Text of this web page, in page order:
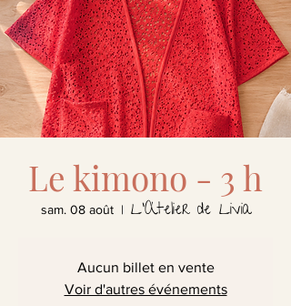
Le kimono - 3 h
sam. 08 août
  |
L'Atelier de Livia
Aucun billet en vente
Voir d'autres événements